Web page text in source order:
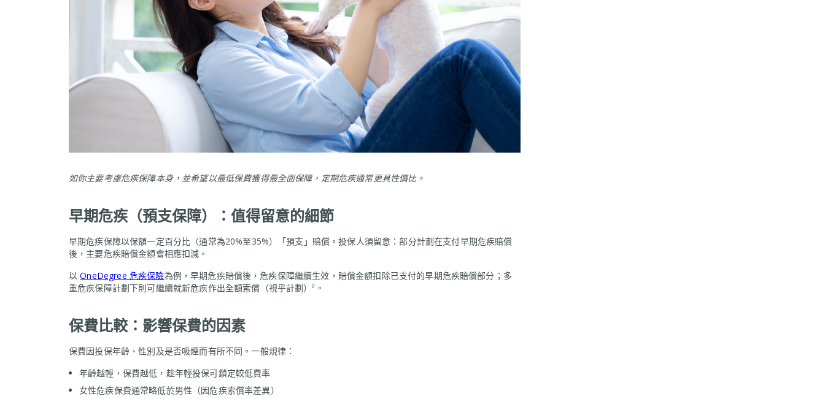
如你主要考慮危疾保障本身，並希望以最低保費獲得最全面保障，定期危疾通常更具性價比。
早期危疾（預支保障）：值得留意的細節
早期危疾保障以保額一定百分比（通常為20%至35%）「預支」賠償。投保人須留意：部分計劃在支付早期危疾賠償
後，主要危疾賠償金額會相應扣減。
以OneDegree 危疾保險為例，早期危疾賠償後，危疾保障繼續生效，賠償金額扣除已支付的早期危疾賠償部分；多
重危疾保障計劃下則可繼續就新危疾作出全額索償（視乎計劃）²。
保費比較：影響保費的因素
保費因投保年齡、性別及是否吸煙而有所不同。一般規律：
年齡越輕，保費越低，趁年輕投保可鎖定較低費率
女性危疾保費通常略低於男性（因危疾索償率差異）